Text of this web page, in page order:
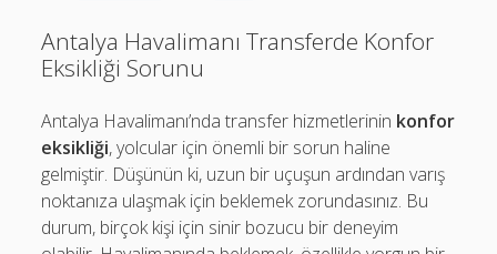
Ücretsiz Instagram Bayan Takipçi Hilesi
Sayfa Listesi
Ücretsiz Instagram Bayan Takipçi Hilesi
Antalya Havalimanı Transferde Konfor
Eksikliği Sorunu
Antalya Havalimanı’nda transfer hizmetlerinin konfor
eksikliği, yolcular için önemli bir sorun haline
gelmiştir. Düşünün ki, uzun bir uçuşun ardından varış
noktanıza ulaşmak için beklemek zorundasınız. Bu
durum, birçok kişi için sinir bozucu bir deneyim